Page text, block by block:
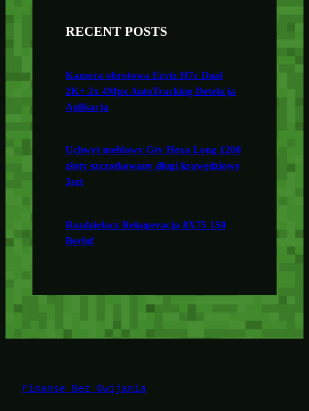
RECENT POSTS
Kamera obrotowa Ezviz H7c Dual
2K+ 2x 4Mpx AutoTracking Detekcja
Aplikacja
Uchwyt meblowy Gtv Hexa Long 1200
złoty szczotkowany długi krawędziowy
3szt
Rozdzielacz Rekuperacja 8X75 150
Berluf
Finanse Bez Owijania